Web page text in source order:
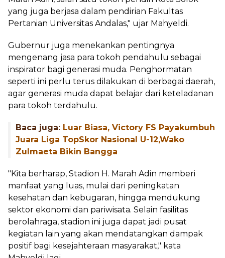
yang juga berjasa dalam pendirian Fakultas
Pertanian Universitas Andalas," ujar Mahyeldi.
Gubernur juga menekankan pentingnya
mengenang jasa para tokoh pendahulu sebagai
inspirator bagi generasi muda. Penghormatan
seperti ini perlu terus dilakukan di berbagai daerah,
agar generasi muda dapat belajar dari keteladanan
para tokoh terdahulu.
Baca juga: Luar Biasa, Victory FS Payakumbuh
Juara Liga TopSkor Nasional U-12,Wako
Zulmaeta Bikin Bangga
"Kita berharap, Stadion H. Marah Adin memberi
manfaat yang luas, mulai dari peningkatan
kesehatan dan kebugaran, hingga mendukung
sektor ekonomi dan pariwisata. Selain fasilitas
berolahraga, stadion ini juga dapat jadi pusat
kegiatan lain yang akan mendatangkan dampak
positif bagi kesejahteraan masyarakat," kata